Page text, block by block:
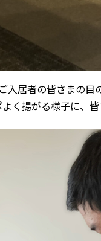
居者の皆さまの目
く揚がる様子に、